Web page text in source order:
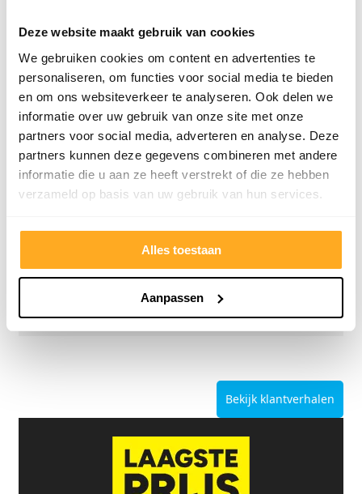
Deze website maakt gebruik van cookies
We gebruiken cookies om content en advertenties te
personaliseren, om functies voor social media te bieden
en om ons websiteverkeer te analyseren. Ook delen we
informatie over uw gebruik van onze site met onze
partners voor social media, adverteren en analyse. Deze
partners kunnen deze gegevens combineren met andere
informatie die u aan ze heeft verstrekt of die ze hebben
verzameld op basis van uw gebruik van hun services.
Alles toestaan
Aanpassen
9/10 5272 reviews
4.8/5 24.553 reviews
Bekijk klantverhalen